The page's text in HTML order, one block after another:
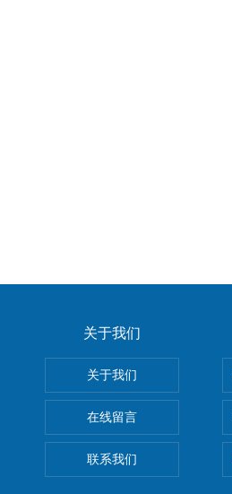
关于我们
关于我们
在线留言
联系我们